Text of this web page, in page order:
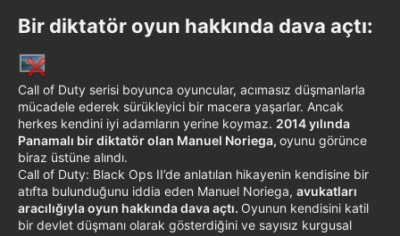
Bir diktatör oyun hakkında dava açtı:​
Call of Duty serisi boyunca oyuncular, acımasız düşmanlarla
mücadele ederek sürükleyici bir macera yaşarlar. Ancak
herkes kendini iyi adamların yerine koymaz. 2014 yılında
Panamalı bir diktatör olan Manuel Noriega, oyunu görünce
biraz üstüne alındı.
Call of Duty: Black Ops II’de anlatılan hikayenin kendisine bir
atıfta bulunduğunu iddia eden Manuel Noriega, avukatları
aracılığıyla oyun hakkında dava açtı. Oyunun kendisini katil
bir devlet düşmanı olarak gösterdiğini ve sayısız kurgusal